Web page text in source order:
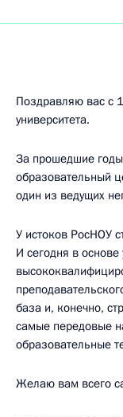
Поздравляю вас с
университета.
За прошедшие
образовательный
один из ведущих
У истоков РосНОУ
И сегодня в основе
база и, конечно,
самые передовые
образовательные
Желаю вам всего